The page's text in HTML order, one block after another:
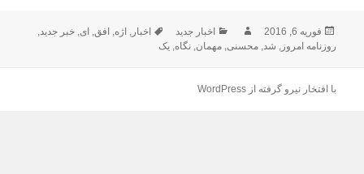
ارسال
شده
فوریه 6, 2016 نویسندهدسته‌ها
اخبار جدید برچسب‌ها
اخبار, اژه, افق, ای,خبر جدید,
روزنامه امروز, شد,محسنی,مهمان,نگاه,یک
با افتخار نیرو گرفته از WordPress